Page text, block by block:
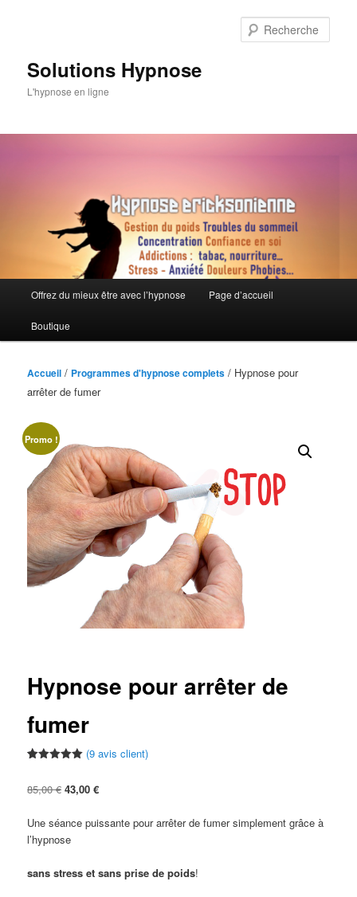
Solutions Hypnose
L'hypnose en ligne
principal
Offrez du mieux être avec l’hypnose Page d’accueil
Boutique
Accueil / Programmes d'hypnose complets / Hypnose pour
arrêter de fumer
Promo !
Hypnose pour arrêter de
fumer
basé sur
(9 avis client)
85,00€ Le
initial
était :
43,00€Le
actuel
Une séance puissante pour arrêter de fumer simplement grâce à
l’hypnose
sans stress et sans prise de poids!